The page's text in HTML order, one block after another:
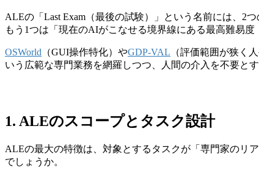
ALEの「Last Exam（最後の試験）」という名前には、2
もう1つは「現在のAIがこなせる境界線にある最高難易度
OSWorld （GUI操作特化）やGDP-VAL （評価範囲が狭く
いう広範な専門業務を網羅しつつ、人間の介入を不要と
1. ALEのスコープとタスク設計
ALEの最大の特徴は、対象とするタスクが「専門家のリ
でしょうか。